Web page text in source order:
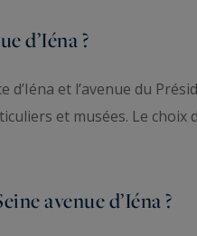
d’Iéna ?
d’Iéna et l’avenue du
et musées. Le choix
avenue d’Iéna ?